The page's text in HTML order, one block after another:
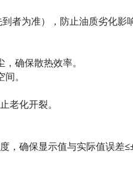
者为准），防止油质劣化影
确保散热效率。
。
老化开裂。
，确保显示值与实际值误